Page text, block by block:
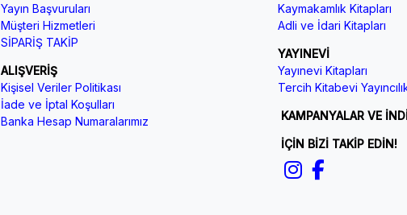
Yayın Başvuruları
Müşteri Hizmetleri
SİPARİŞ TAKİP
ALIŞVERİŞ
Kişisel Veriler Politikası
İade ve İptal Koşulları
Banka Hesap Numaralarımız
Kaymakamlık Kitapları
Adli ve İdari Kitapları
YAYINEVİ
Yayınevi Kitapları
Tercih Kitabevi
KAMPANYALAR VE
İÇİN BİZİ TAKİP EDİN!